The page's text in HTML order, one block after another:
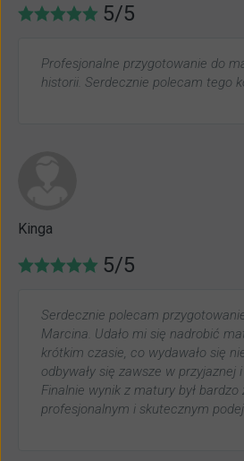
5/5
Profesjonalne przygotowanie do
historii. Serdecznie polecam tego
Kinga
5/5
Serdecznie polecam
Marcina. Udało mi się nadrobić
krótkim czasie, co wydawało się
odbywały się zawsze w przyjaznej
Finalnie wynik z matury był
profesjonalnym i skutecznym